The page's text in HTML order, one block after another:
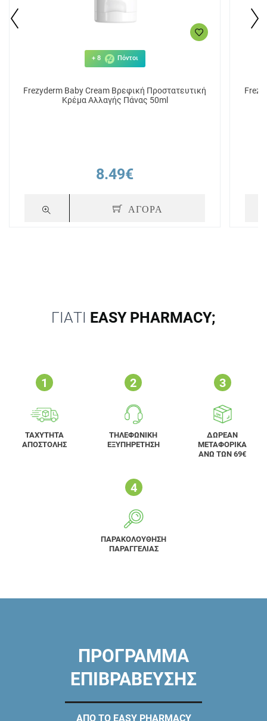
+ 8 Πόντοι
Frezyderm Baby Cream Βρεφική Προστατευτική
Κρέμα Αλλαγής Πάνας 50ml
8.49€
ΑΓΟΡΑ
ΓΙΑΤΙ EASY PHARMACY;
ΤΑΧΥΤΗΤΑ
ΑΠΟΣΤΟΛΗΣ
ΤΗΛΕΦΩΝΙΚΗ
ΕΞΥΠΗΡΕΤΗΣΗ
ΔΩΡΕΑΝ
ΜΕΤΑΦΟΡΙΚΑ
ΑΝΩ ΤΩΝ 69€
ΠΑΡΑΚΟΛΟΥΘΗΣΗ
ΠΑΡΑΓΓΕΛΙΑΣ
ΠΡΟΓΡΑΜΜΑ
ΕΠΙΒΡΑΒΕΥΣΗΣ
ΑΠΟ ΤΟ EASY PHARMACY